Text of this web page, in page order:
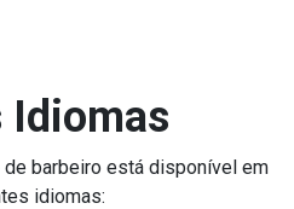
Idiomas
barbeiro está disponível em
idiomas: